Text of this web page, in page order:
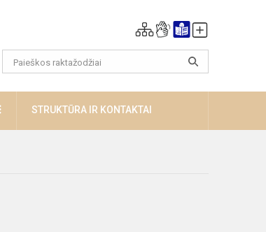
DAUGIAUSTRUKTŪRA IR KONTAKTAI